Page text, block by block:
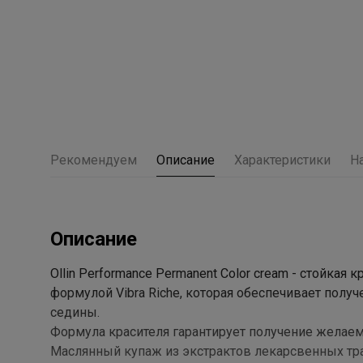
Рекомендуем Описание Характеристики
Описание
Ollin Performance Permanent Color cream -
формулой Vibra Riche, которая обеспечивает
седины.
Формула красителя гарантирует получение
Маслянный купаж из экстрактов лекарсвенных